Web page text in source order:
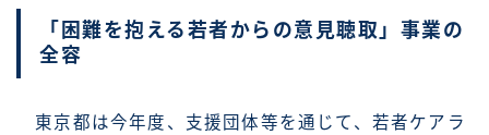
「困難を抱える若者からの意見聴取」事業の
全容
東京都は今年度、支援団体等を通じて、若者ケアラ